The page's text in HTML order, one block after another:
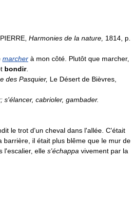
Harmonies de la nature, 1814, p.
marcher à mon côté. Plutôt que marcher,
bondir.
des Pasquier, Le Désert de Bièvres,
s'élancer, cabrioler, gambader.
le trot d'un cheval dans l'allée. C'était
barrière, il était plus blême que le mur de
l'escalier, elle s'échappa vivement par la